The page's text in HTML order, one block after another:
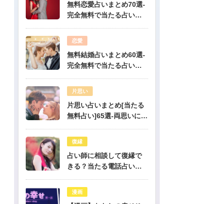
無料恋愛占いまとめ70選-
完全無料で当たる占いだ
恋愛
無料結婚占いまとめ60選-
完全無料で当たる占いだ
片思い
片思い占いまとめ[当たる
無料占い]65選-両思いにな
当たる片思い占い
復縁
占い師に相談して復縁で
きる？当たる電話占い先
漫画